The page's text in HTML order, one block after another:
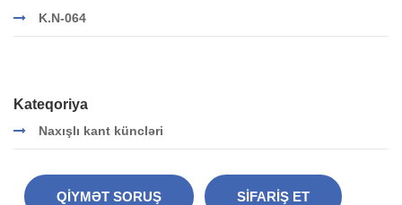
K.N-064
Kateqoriya
Naxışlı kant küncləri
QIYMƏT SORUŞ SIFARIŞ ET